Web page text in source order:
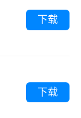
下载
下载